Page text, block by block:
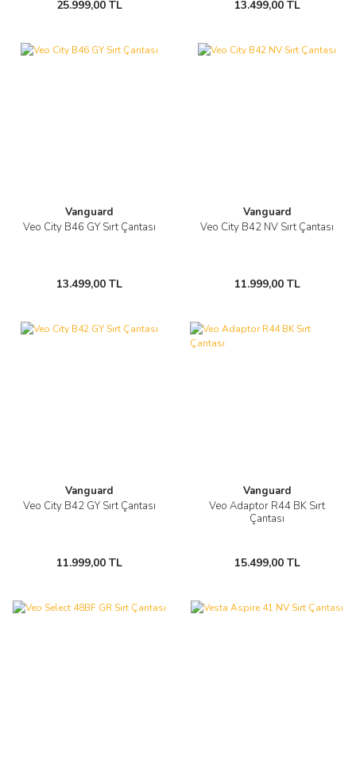
25.999,00 TL 13.499,00 TL
Vanguard
Veo City B46 GY Sırt Çantası
13.499,00 TL
Vanguard
Veo City B42 NV Sırt Çantası
11.999,00 TL
Vanguard
Veo City B42 GY Sırt Çantası
11.999,00 TL
Vanguard
Veo Adaptor R44 BK Sırt
Çantası
15.499,00 TL